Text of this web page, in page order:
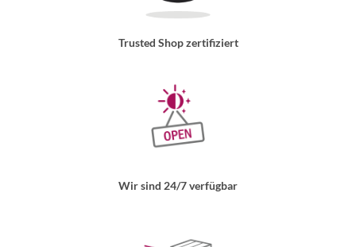
Trusted Shop zertifiziert
Wir sind 24/7 verfügbar